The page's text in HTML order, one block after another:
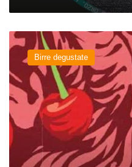
Mooncherry
del
Birrificio
Italiano
Birre degustate